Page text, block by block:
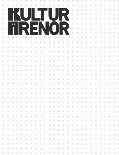
DISTRIKTFEM
Distriktets stora salong. I
Slakthusområdet ligger
Stockholms största
plats för upp till 3500